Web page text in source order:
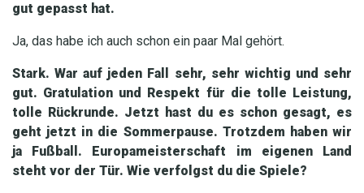
gut gepasst hat.
Ja, das habe ich auch schon ein paar Mal gehört.
Stark. War auf jeden Fall sehr, sehr wichtig und sehr
gut. Gratulation und Respekt für die tolle Leistung,
tolle Rückrunde. Jetzt hast du es schon gesagt, es
geht jetzt in die Sommerpause. Trotzdem haben wir
ja Fußball. Europameisterschaft im eigenen Land
steht vor der Tür. Wie verfolgst du die Spiele?